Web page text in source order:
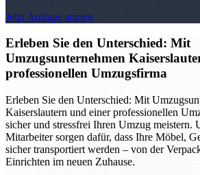
Jetzt Anfrage starten
Erleben Sie den Unterschied: Mit
Umzugsunternehmen
professionellen Umzugsfirma
Erleben Sie den Unterschied: Mit
Kaiserslautern und einer professionellen
sicher und stressfrei Ihren Umzug meistern.
Mitarbeiter sorgen dafür, dass Ihre Möbel,
sicher transportiert werden – von der
Einrichten im neuen Zuhause.